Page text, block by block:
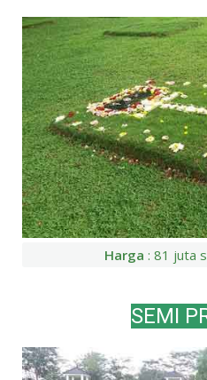
Harga : 81 juta
SEMI